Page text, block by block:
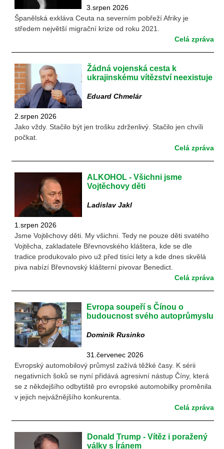
3.srpen 2026
Španělská exkláva Ceuta na severním pobřeží Afriky je
středem největší migrační krize od roku 2021.
Celá zpráva
Žádná vojenská cesta k
ukrajinskému vítězství neexistuje
Eduard Chmelár
2.srpen 2026
Jako vždy. Stačilo být jen trošku zdrženlivý. Stačilo jen chvíli
počkat.
Celá zpráva
ALKOHOL - Všichni jsme
Vojtěchovy děti
Ladislav Jakl
1.srpen 2026
Jsme Vojtěchovy děti. My všichni. Tedy ne pouze děti svatého
Vojtěcha, zakladatele Břevnovského kláštera, kde se dle
tradice produkovalo pivo už před tisíci lety a kde dnes skvělá
piva nabízí Břevnovský klášterní pivovar Benedict.
Celá zpráva
Evropa soupeří s Čínou o
budoucnost svého autoprůmyslu
Dominik Rusinko
31.červenec 2026
Evropský automobilový průmysl zažívá těžké časy. K sérii
negativních šoků se nyní přidává agresivní nástup Číny, která
se z někdejšího odbytiště pro evropské automobilky proměnila
v jejich nejvážnějšího konkurenta.
Celá zpráva
Donald Trump - Vítěz i poražený
války s Íránem